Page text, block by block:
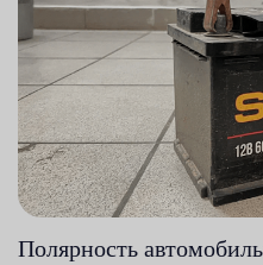
Полярность